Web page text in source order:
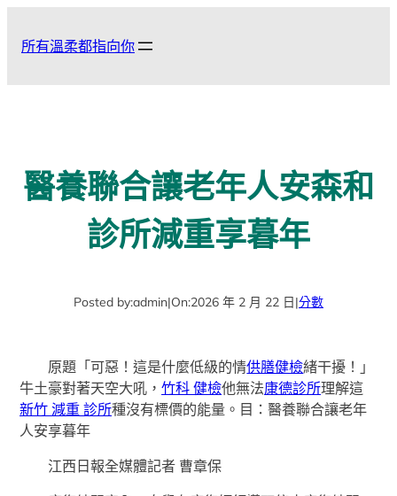
所有溫柔都指向你
醫養聯合讓老年人安森和
診所減重享暮年
Posted by:admin|On:2026 年 2 月 22 日|分數
原題「可惡！這是什麼低級的情供膳健檢緒干擾！」
牛土豪對著天空大吼，竹科 健檢他無法康德診所理解這
新竹 減重 診所種沒有標價的能量。目：醫養聯合讓老年
人安享暮年
江西日報全媒體記者 曹章保